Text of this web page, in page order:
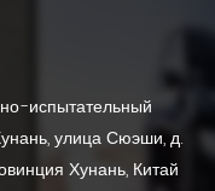
и
испытательный
улица Сюэши, д.
Хунань, Китай